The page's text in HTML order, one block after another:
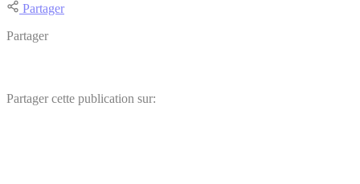
Partager
Partager
Partager cette publication sur: